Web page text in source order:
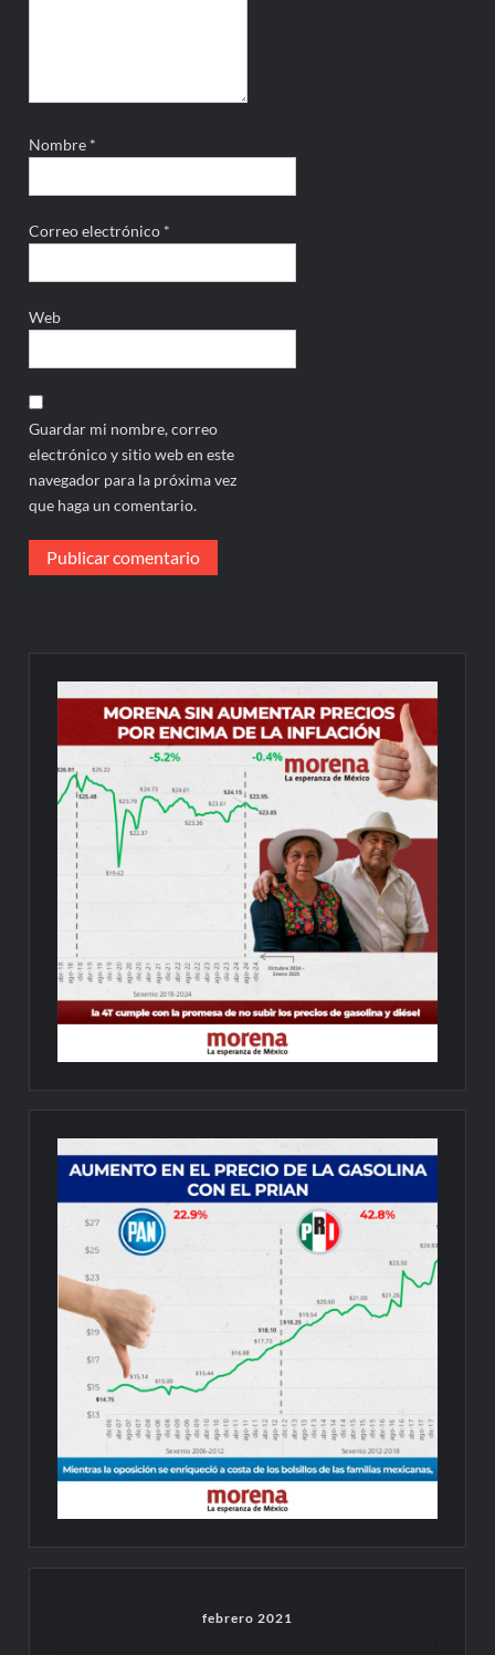
Nombre *
Correo electrónico *
Web
Guardar mi nombre, correo
electrónico y sitio web en este
navegador para la próxima vez
que haga un comentario.
febrero 2021